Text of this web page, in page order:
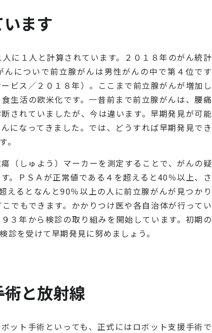
ます
に１人と計算されています。２０１８年のがん統計
についで前立腺がんは男性がんの中で第４位です
ビス／２０１８年）。ここまで前立腺がんが増加し
生活の欧米化です。一昔前まで前立腺がんは、腰痛
されていましたが、今は違います。早期発見が可能
になってきました。では、どうすれば早期発見でき
。
（しゅよう）マーカーを測定することで、がんの疑
。ＰＳＡが正常値である４を超えると40％以上、さ
えるとなんと90％以上の人に前立腺がんが見つかり
でもできます。かかりつけ医や各自治体が行ってい
３年から検診の取り組みを開始しています。初期の
を受けて早期発見に努めましょう。
術と放射線
ット手術といっても、正式にはロボット支援手術で